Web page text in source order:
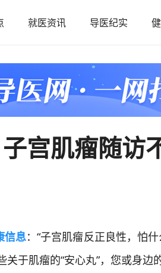
就医资讯 导医纪实
宫肌瘤随访
信息：“子宫肌瘤反正良性，怕什
于肌瘤的“安心丸”，您或身边